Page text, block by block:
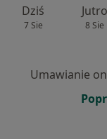
Dziś
7 Sie
Jutro
8 Sie
Umawianie